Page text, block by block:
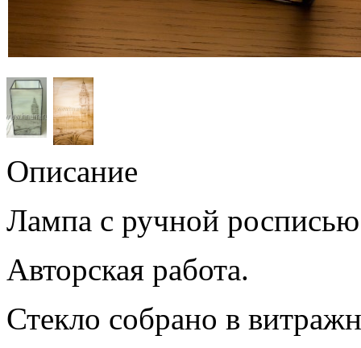
Описание
Лампа с ручной росписью
Авторская работа.
Стекло собрано в